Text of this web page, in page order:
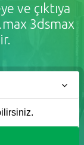
ve çıktıya
3dsmax